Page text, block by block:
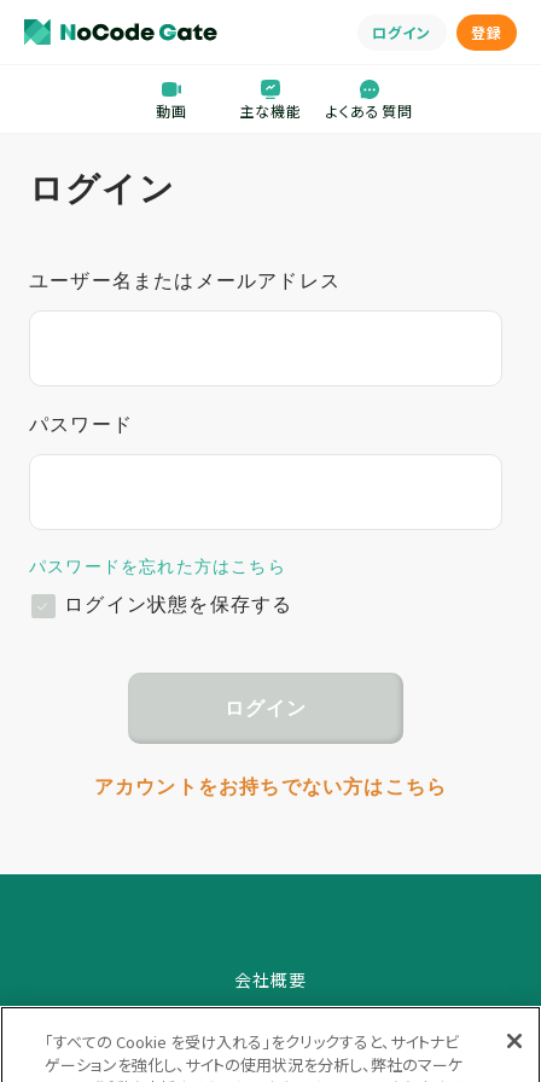
ログイン 登録
動画 主な機能 よくある質問
ログイン
ユーザー名またはメールアドレス
パスワード
パスワードを忘れた方はこちら
ログイン状態を保存する
アカウントをお持ちでない方はこちら
会社概要
プライバシーポリシー
「すべての Cookie を受け入れる」をクリックすると、サイトナビ
ゲーションを強化し、サイトの使用状況を分析し、弊社のマーケ